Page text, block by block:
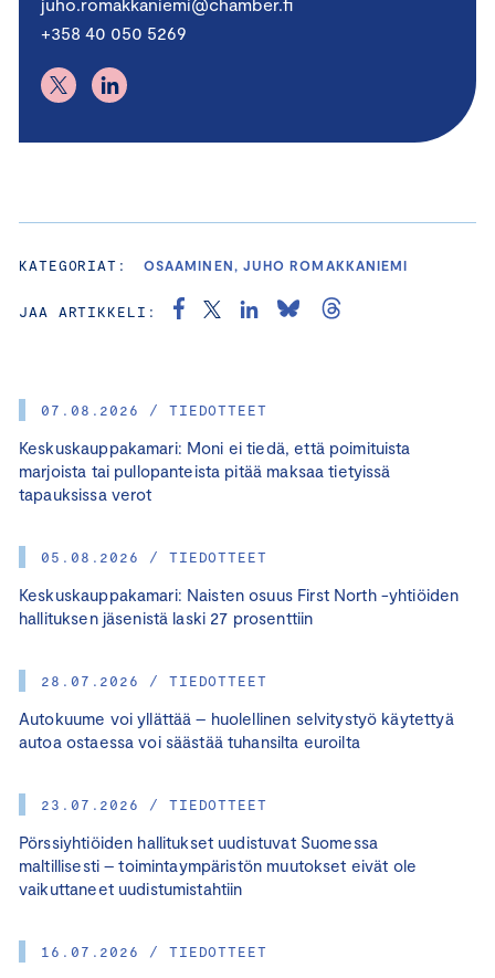
07.08.2026 / TIEDOTTEET
Keskuskauppakamari: Moni ei tiedä, että poimituista
marjoista tai pullopanteista pitää maksaa tietyissä
tapauksissa verot
05.08.2026 / TIEDOTTEET
Keskuskauppakamari: Naisten osuus First North -yhtiöiden
hallituksen jäsenistä laski 27 prosenttiin
28.07.2026 / TIEDOTTEET
Autokuume voi yllättää – huolellinen selvitystyö käytettyä
autoa ostaessa voi säästää tuhansilta euroilta
23.07.2026 / TIEDOTTEET
Pörssiyhtiöiden hallitukset uudistuvat Suomessa
maltillisesti – toimintaympäristön muutokset eivät ole
vaikuttaneet uudistumistahtiin
16.07.2026 / TIEDOTTEET
+358 40 050 5269
KATEGORIAT: OSAAMINEN, JUHO ROMAKKANIEMI
JAA ARTIKKELI: